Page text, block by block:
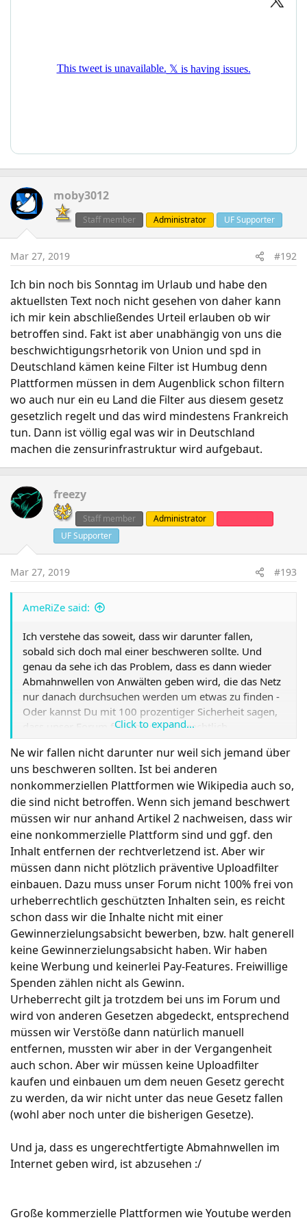
moby3012
Staff member Administrator UF Supporter
Mar 27, 2019 #192
Ich bin noch bis Sonntag im Urlaub und habe den
aktuellsten Text noch nicht gesehen von daher kann
ich mir kein abschließendes Urteil erlauben ob wir
betroffen sind. Fakt ist aber unabhängig von uns die
beschwichtigungsrhetorik von Union und spd in
Deutschland kämen keine Filter ist Humbug denn
Plattformen müssen in dem Augenblick schon filtern
wo auch nur ein eu Land die Filter aus diesem gesetz
gesetzlich regelt und das wird mindestens Frankreich
tun. Dann ist völlig egal was wir in Deutschland
machen die zensurinfrastruktur wird aufgebaut.
freezy
Staff member Administrator
UF Supporter
Mar 27, 2019 #193
AmeRiZe said:
Ich verstehe das soweit, dass wir darunter fallen,
sobald sich doch mal einer beschweren sollte. Und
genau da sehe ich das Problem, dass es dann wieder
Abmahnwellen von Anwälten geben wird, die das Netz
nur danach durchsuchen werden um etwas zu finden -
Oder kannst Du mit 100 prozentiger Sicherheit sagen,
dass unser Forum frei von urheberrechtlich
geschützten Inhalten ist?
Btw:
Click to expand...
Ne wir fallen nicht darunter nur weil sich jemand über
uns beschweren sollten. Ist bei anderen
nonkommerziellen Plattformen wie Wikipedia auch so,
die sind nicht betroffen. Wenn sich jemand beschwert
müssen wir nur anhand Artikel 2 nachweisen, dass wir
eine nonkommerzielle Plattform sind und ggf. den
Inhalt entfernen der rechtverletzend ist. Aber wir
müssen dann nicht plötzlich präventive Uploadfilter
einbauen. Dazu muss unser Forum nicht 100% frei von
urheberrechtlich geschützten Inhalten sein, es reicht
schon dass wir die Inhalte nicht mit einer
Gewinnerzielungsabsicht bewerben, bzw. halt generell
keine Gewinnerzielungsabsicht haben. Wir haben
keine Werbung und keinerlei Pay-Features. Freiwillige
Spenden zählen nicht als Gewinn.
Urheberrecht gilt ja trotzdem bei uns im Forum und
wird von anderen Gesetzen abgedeckt, entsprechend
müssen wir Verstöße dann natürlich manuell
entfernen, mussten wir aber in der Vergangenheit
auch schon. Aber wir müssen keine Uploadfilter
kaufen und einbauen um dem neuen Gesetz gerecht
zu werden, da wir nicht unter das neue Gesetz fallen
(wohl aber noch unter die bisherigen Gesetze).
Und ja, dass es ungerechtfertigte Abmahnwellen im
Internet geben wird, ist abzusehen :/
Große kommerzielle Plattformen wie Youtube werden